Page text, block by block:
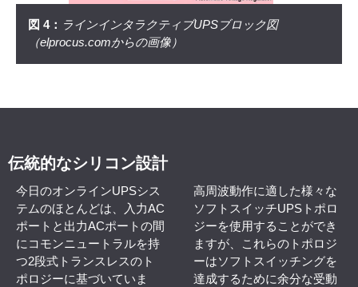
図 4： ラインインタラクティブUPSブロック図
（elprocus.comからの画像）
伝統的なシリコン設計
今日のオンラインUPSシス
テムのほとんどは、入力AC
ポートと出力ACポートの間
にコモンニュートラルを持
つ2段式トランスレスのト
ポロジーに基づいていま
高周波動作に適した様々な
ソフトスイッチUPSトポロ
ジーを使用することができ
ますが、これらのトポロジ
ーはソフトスイッチングを
達成するために余分な受動